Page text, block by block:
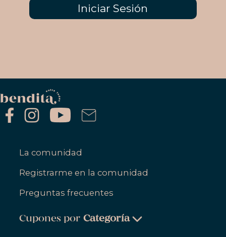
Iniciar Sesión
La comunidad
Registrarme en la comunidad
Preguntas frecuentes
Cupones porCategoría